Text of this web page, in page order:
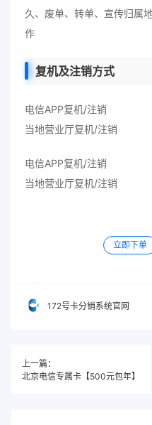
久、废单、转单、宣传归属
作
复机及注销方式
电信APP复机/注销
当地营业厅复机/注销
电信APP复机/注销
当地营业厅复机/注销
立即下单
172号卡分销系统官网
上一篇：
北京电信专属卡【500元包年】